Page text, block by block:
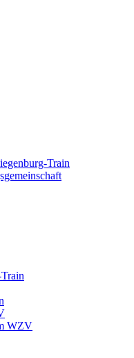
Train
WZV